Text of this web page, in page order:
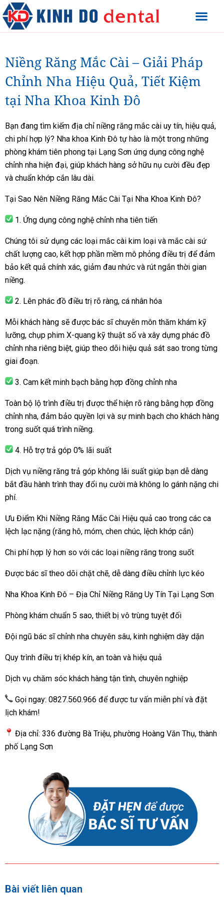
Niềng Răng Mắc Cài – Giải Pháp
Chỉnh Nha Hiệu Quả, Tiết Kiệm
tại Nha Khoa Kinh Đô
Bạn đang tìm kiếm địa chỉ niềng răng mắc cài uy tín, hiệu quả,
chi phí hợp lý? Nha khoa Kinh Đô tự hào là một trong những
phòng khám tiên phong tại Lạng Sơn ứng dụng công nghệ
chỉnh nha hiện đại, giúp khách hàng sở hữu nụ cười đều đẹp
và chuẩn khớp cắn lâu dài.
Tại Sao Nên Niềng Răng Mắc Cài Tại Nha Khoa Kinh Đô?
1. Ứng dụng công nghệ chỉnh nha tiên tiến
Chúng tôi sử dụng các loại mắc cài kim loại và mắc cài sứ
chất lượng cao, kết hợp phần mềm mô phỏng điều trị để đảm
bảo kết quả chính xác, giảm đau nhức và rút ngắn thời gian
niềng.
2. Lên phác đồ điều trị rõ ràng, cá nhân hóa
Mỗi khách hàng sẽ được bác sĩ chuyên môn thăm khám kỹ
lưỡng, chụp phim X-quang kỹ thuật số và xây dựng phác đồ
chỉnh nha riêng biệt, giúp theo dõi hiệu quả sát sao trong từng
giai đoạn.
3. Cam kết minh bạch bằng hợp đồng chỉnh nha
Toàn bộ lộ trình điều trị được thể hiện rõ ràng bằng hợp đồng
chỉnh nha, đảm bảo quyền lợi và sự minh bạch cho khách hàng
trong suốt quá trình niềng.
4. Hỗ trợ trả góp 0% lãi suất
Dịch vụ niềng răng trả góp không lãi suất giúp bạn dễ dàng
bắt đầu hành trình thay đổi nụ cười mà không lo gánh nặng chi
phí.
Ưu Điểm Khi Niềng Răng Mắc Cài Hiệu quả cao trong các ca
lệch lạc nặng (răng hô, móm, chen chúc, lệch khớp cắn)
Chi phí hợp lý hơn so với các loại niềng răng trong suốt
Được bác sĩ theo dõi chặt chẽ, dễ dàng điều chỉnh lực kéo
Nha Khoa Kinh Đô – Địa Chỉ Niềng Răng Uy Tín Tại Lạng Sơn
Phòng khám chuẩn 5 sao, thiết bị vô trùng tuyệt đối
Đội ngũ bác sĩ chỉnh nha chuyên sâu, kinh nghiệm dày dặn
Quy trình điều trị khép kín, an toàn và hiệu quả
Dịch vụ chăm sóc khách hàng tận tình, chuyên nghiệp
Gọi ngay: 0827.560.966 để được tư vấn miễn phí và đặt
lịch khám!
Địa chỉ: 336 đường Bà Triệu, phường Hoàng Văn Thụ, thành
phố Lạng Sơn
Bài viết liên quan